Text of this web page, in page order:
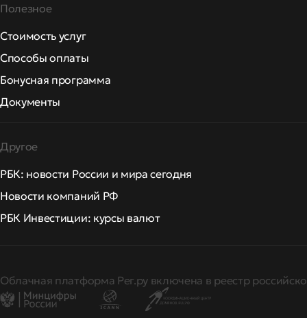
Полезное
Стоимость услуг
Способы оплаты
Бонусная программа
Документы
Другое
РБК: новости России и мира сегодня
Новости компаний РФ
РБК Инвестиции: курсы валют
Облачная платформа Рег.ру включена в реестр